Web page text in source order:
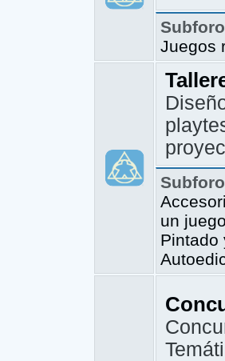
Juegos
un
Pintado